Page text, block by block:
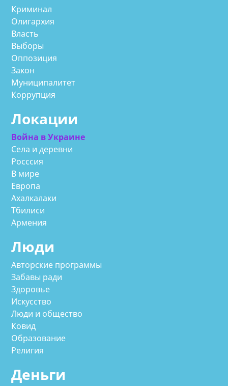
Криминал
Олигархия
Власть
Выборы
Оппозиция
Закон
Муниципалитет
Коррупция
Локации
Война в Украине
Села и деревни
Росссия
В мире
Европа
Ахалкалаки
Тбилиси
Армения
Люди
Авторские программы
Забавы ради
Здоровье
Искусство
Люди и общество
Ковид
Образование
Религия
Деньги